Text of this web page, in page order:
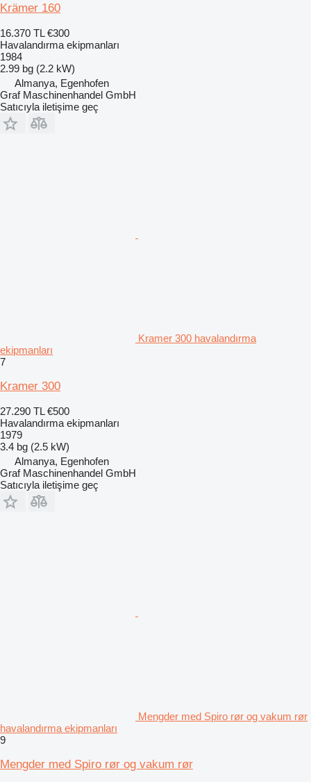
Krämer 160
16.370 TL €300
Havalandırma ekipmanları
1984
2.99 bg (2.2 kW)
Almanya, Egenhofen
Graf Maschinenhandel GmbH
Satıcıyla iletişime geç
Kramer 300 havalandırma
ekipmanları
7
Kramer 300
27.290 TL €500
Havalandırma ekipmanları
1979
3.4 bg (2.5 kW)
Almanya, Egenhofen
Graf Maschinenhandel GmbH
Satıcıyla iletişime geç
Mengder med Spiro rør og vakum rør
havalandırma ekipmanları
9
Mengder med Spiro rør og vakum rør